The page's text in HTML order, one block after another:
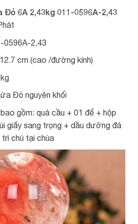
Đỏ 6A 2,43kg 011-0596A-2,43
0596A-2,43
cm (cao /đường kính)
Đỏ nguyên khối
gồm: quả cầu + 01 đế + hộp
giấy sang trọng + dầu dưỡng đá
chú tại chùa